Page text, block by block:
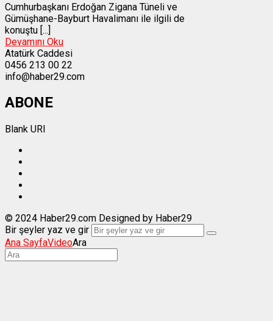
Cumhurbaşkanı Erdoğan Zigana Tüneli ve
Gümüşhane-Bayburt Havalimanı ile ilgili de
konuştu [...]
Devamını Oku
Atatürk Caddesi
0456 213 00 22
info@haber29.com
ABONE
Blank URI
© 2024 Haber29.com Designed by Haber29
Bir şeyler yaz ve gir
Ana SayfaVideoAra